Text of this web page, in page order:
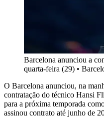
Barcelona anunciou a
quarta-feira (29) •
O Barcelona anunciou, na
contratação do técnico Hansi
para a próxima temporada
assinou contrato até junho de